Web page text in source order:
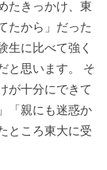
たきっかけ、東
たから」だった
生に比べて強く
と思います。 そ
が十分にできて
「親にも迷惑か
ところ東大に受